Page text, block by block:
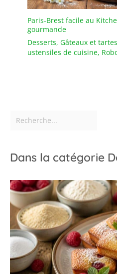
Paris-Brest facile au
gourmande
Desserts, Gâteaux et
ustensiles de cuisine,
Dans la catégorie